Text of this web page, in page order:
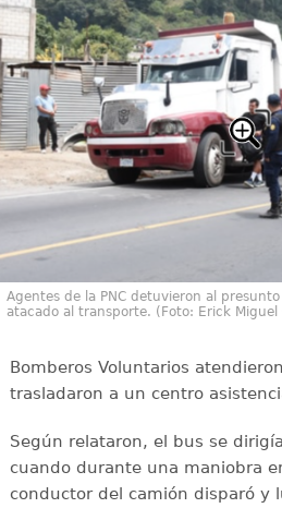
Agentes de la PNC detuvieron al
atacado al transporte. (Foto: Erick Miguel
Bomberos Voluntarios
trasladaron a un centro
Según relataron, el bus se
cuando durante una maniobra
conductor del camión disparó y